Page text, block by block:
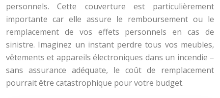
personnels. Cette couverture est particulièrement
importante car elle assure le remboursement ou le
remplacement de vos effets personnels en cas de
sinistre. Imaginez un instant perdre tous vos meubles,
vêtements et appareils électroniques dans un incendie –
sans assurance adéquate, le coût de remplacement
pourrait être catastrophique pour votre budget.